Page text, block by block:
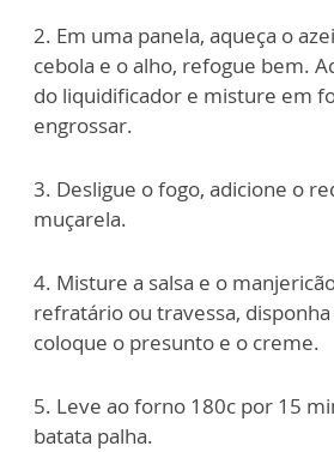
2. Em uma panela, aqueça o
cebola e o alho, refogue bem.
do liquidificador e misture em
engrossar.
3. Desligue o fogo, adicione o
muçarela.
4. Misture a salsa e o
refratário ou travessa,
coloque o presunto e o creme.
5. Leve ao forno 180c por 15
batata palha.